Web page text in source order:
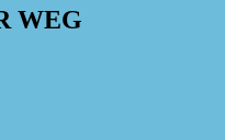
WEG